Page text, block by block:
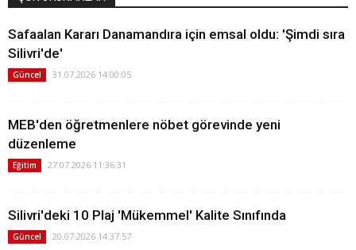
Safaalan Kararı Danamandıra için emsal oldu: 'Şimdi sıra
Silivri'de'
Güncel 31.07.2026 14:00:05
MEB'den öğretmenlere nöbet görevinde yeni
düzenleme
Eğitim 27.07.2026 11:36:31
Silivri'deki 10 Plaj 'Mükemmel' Kalite Sınıfında
Güncel 20.07.2026 14:37:57